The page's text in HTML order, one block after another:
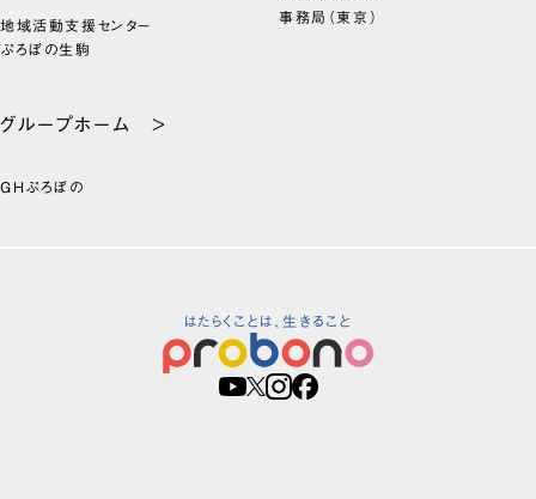
地域活動支援センター
ぷろぼの生駒
事務局（東京）
グループホーム >
GHぷろぼの
はたらくことは、生きること